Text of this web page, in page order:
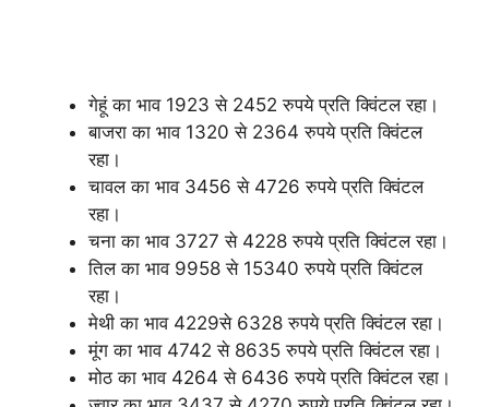
गेहूं का भाव 1923 से 2452 रुपये प्रति क्विंटल रहा।
बाजरा का भाव 1320 से 2364 रुपये प्रति क्विंटल
रहा।
चावल का भाव 3456 से 4726 रुपये प्रति क्विंटल
रहा।
चना का भाव 3727 से 4228 रुपये प्रति क्विंटल रहा।
तिल का भाव 9958 से 15340 रुपये प्रति क्विंटल
रहा।
मेथी का भाव 4229से 6328 रुपये प्रति क्विंटल रहा।
मूंग का भाव 4742 से 8635 रुपये प्रति क्विंटल रहा।
मोठ का भाव 4264 से 6436 रुपये प्रति क्विंटल रहा।